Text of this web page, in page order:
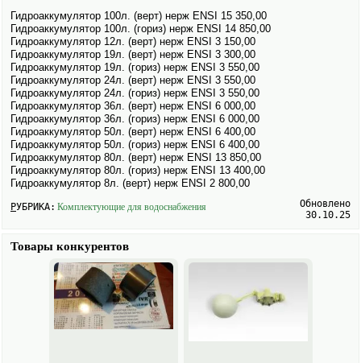
Гидроаккумулятор 100л. (верт) нерж ENSI 15 350,00
Гидроаккумулятор 100л. (гориз) нерж ENSI 14 850,00
Гидроаккумулятор 12л. (верт) нерж ENSI 3 150,00
Гидроаккумулятор 19л. (верт) нерж ENSI 3 300,00
Гидроаккумулятор 19л. (гориз) нерж ENSI 3 550,00
Гидроаккумулятор 24л. (верт) нерж ENSI 3 550,00
Гидроаккумулятор 24л. (гориз) нерж ENSI 3 550,00
Гидроаккумулятор 36л. (верт) нерж ENSI 6 000,00
Гидроаккумулятор 36л. (гориз) нерж ENSI 6 000,00
Гидроаккумулятор 50л. (верт) нерж ENSI 6 400,00
Гидроаккумулятор 50л. (гориз) нерж ENSI 6 400,00
Гидроаккумулятор 80л. (верт) нерж ENSI 13 850,00
Гидроаккумулятор 80л. (гориз) нерж ENSI 13 400,00
Гидроаккумулятор 8л. (верт) нерж ENSI 2 800,00
РУБРИКА: Комплектующие для водоснабжения
Обновлено
30.10.25
Товары конкурентов